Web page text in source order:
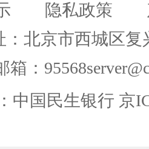
隐私政策
：北京市西城区复
箱：
中国民生银行 京